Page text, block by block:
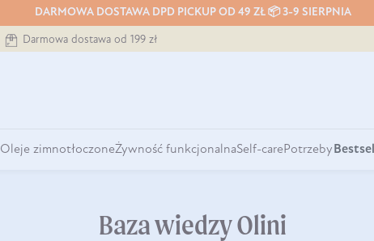
DARMOWA DOSTAWA DPD PICKUP OD 49 ZŁ 📦 3-9 SIERPNIA
Darmowa dostawa od 199 zł
Oleje zimnotłoczoneŻywność funkcjonalnaSelf-carePotrzeby
Baza wiedzy Olini